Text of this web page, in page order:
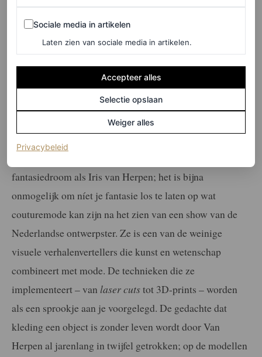
Iris van Herpen
fantasiedroom als Iris van Herpen; het is bijna
onmogelijk om níet je fantasie los te laten op wat
couturemode kan zijn na het zien van een show van de
Nederlandse ontwerpster. Ze is een van de weinige
visuele verhalenvertellers die kunst en wetenschap
combineert met mode. De technieken die ze
implementeert – van laser cutstot 3D-prints – worden
als een sprookje aan je voorgelegd. De gedachte dat
kleding een object is zonder leven wordt door Van
Herpen al jarenlang in twijfel getrokken; op de modellen
Sociale media in artikelen
Sociale media in artikelen
Laten zien van sociale media in artikelen.
Accepteer alles
Selectie opslaan
Weiger alles
Privacybeleid